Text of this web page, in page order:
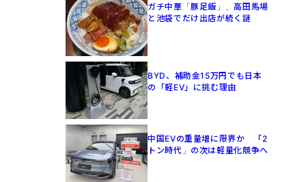
ガチ中華「豚足飯」、高田馬場
と池袋でだけ出店が続く謎
BYD、補助金15万円でも日本
の「軽EV」に挑む理由
中国EVの重量増に限界か 「2
トン時代」の次は軽量化競争へ